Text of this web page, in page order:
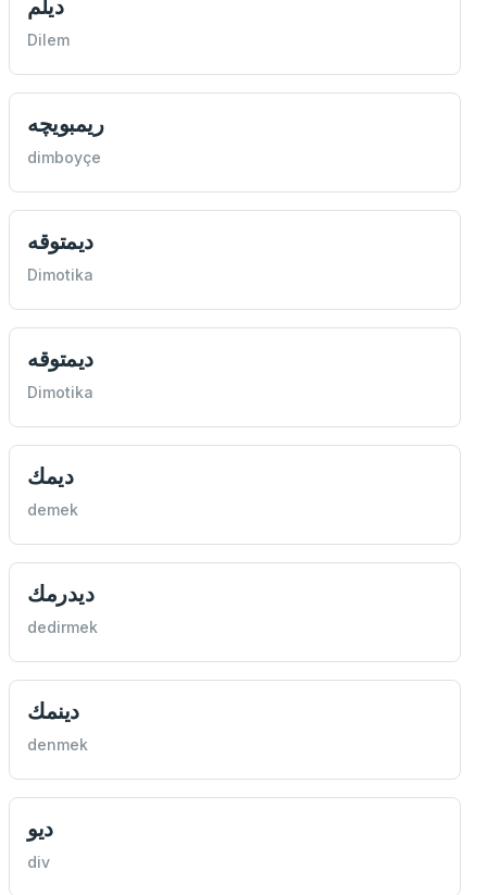
ديلم
Dilem
ريمبويچه
dimboyçe
ديمتوقه
Dimotika
ديمتوقه
Dimotika
ديمك
demek
ديدرمك
dedirmek
دينمك
denmek
ديو
div